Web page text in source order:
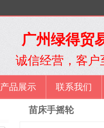
广州绿得贸
诚信经营，客
产品展示 联系我们
苗床手摇轮